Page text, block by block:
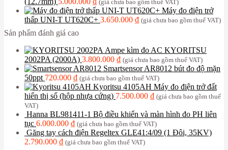
(giá chưa bao gồm thuế VAT)
Máy đo điện trở
thấp UNI-T UT620C+ 3.650.000 ₫ (giá chưa bao gồm thuế VAT)
Sản phẩm đánh giá cao
Ampe kìm đo AC KYORITSU
2002PA (2000A) 3.800.000 ₫ (giá chưa bao gồm thuế VAT)
Smartsensor AR8012 bút đo độ mặn
50ppt 720.000 ₫ (giá chưa bao gồm thuế VAT)
Kyoritsu 4105AH Máy đo điện trở đất
hiển thị số (hộp nhựa cứng) 7.500.000 ₫ (giá chưa bao gồm thuế
VAT)
Hanna BL981411-1 Bộ điều khiển và màn hình đo PH liên
tục 6.000.000 ₫ (giá chưa bao gồm thuế VAT)
Găng tay cách điện Regeltex GLE41:4/09 (1 Đôi, 35KV)
2.790.000 ₫ (giá chưa bao gồm thuế VAT)